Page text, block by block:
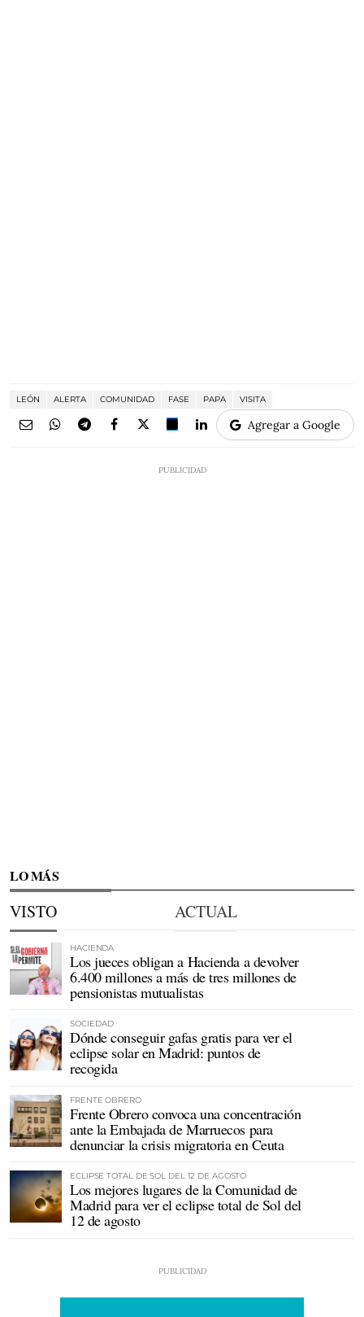
LEÓN ALERTA COMUNIDAD FASE PAPA VISITA
Agregar a Google
LO MÁS
VISTO ACTUAL
HACIENDA
Los jueces obligan a Hacienda a devolver
6.400 millones a más de tres millones de
pensionistas mutualistas
SOCIEDAD
Dónde conseguir gafas gratis para ver el
eclipse solar en Madrid: puntos de
recogida
FRENTE OBRERO
Frente Obrero convoca una concentración
ante la Embajada de Marruecos para
denunciar la crisis migratoria en Ceuta
ECLIPSE TOTAL DE SOL DEL 12 DE AGOSTO
Los mejores lugares de la Comunidad de
Madrid para ver el eclipse total de Sol del
12 de agosto